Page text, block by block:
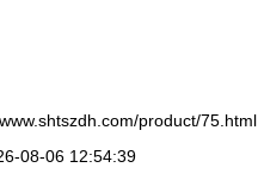
product/75.html
08-06 12:54:39